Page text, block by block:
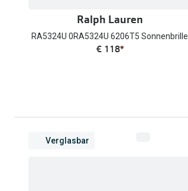
Ralph Lauren
RA5324U 0RA5324U 6206T5 Sonnenbrille
€ 118*
Verglasbar